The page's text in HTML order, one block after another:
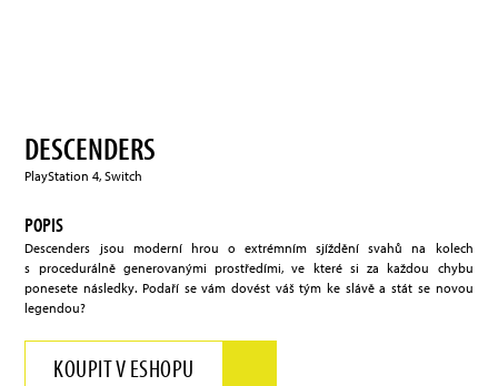
DESCENDERS
PlayStation 4, Switch
POPIS
Descenders jsou moderní hrou o extrémním sjíždění svahů na kolech
s procedurálně generovanými prostředími, ve které si za každou chybu
ponesete následky. Podaří se vám dovést váš tým ke slávě a stát se novou
legendou?
KOUPIT V ESHOPU